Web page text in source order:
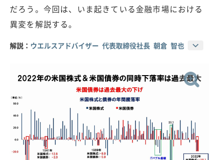
だろう。今回は、いま起きている金融市場における
異変を解説する。
解説： ウエルスアドバイザー 代表取締役社長 朝倉 智也